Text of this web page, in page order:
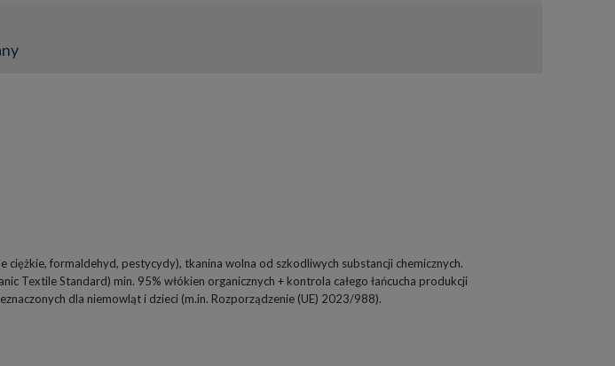
formaldehyd, pestycydy), tkanina wolna od szkodliwych substancji chemicznych.
Textile Standard) min. 95% włókien organicznych + kontrola całego łańcucha produkcji
dla niemowląt i dzieci (m.in. Rozporządzenie (UE) 2023/988).